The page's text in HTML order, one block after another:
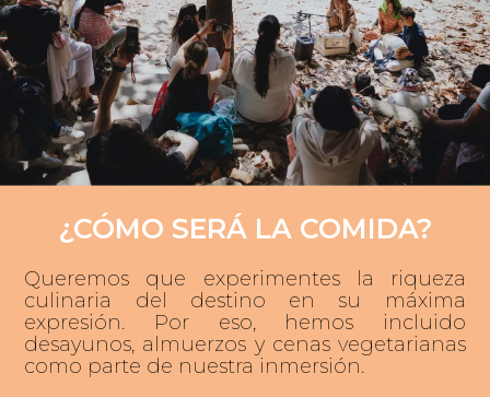
¿CÓMO SERÁ LA COMIDA?
Queremos que experimentes la riqueza
culinaria del destino en su máxima
expresión. Por eso, hemos incluido
desayunos, almuerzos y cenas vegetarianas
como parte de nuestra inmersión.